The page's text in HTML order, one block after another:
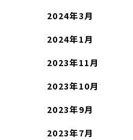
2024年3月
2024年1月
2023年11月
2023年10月
2023年9月
2023年7月